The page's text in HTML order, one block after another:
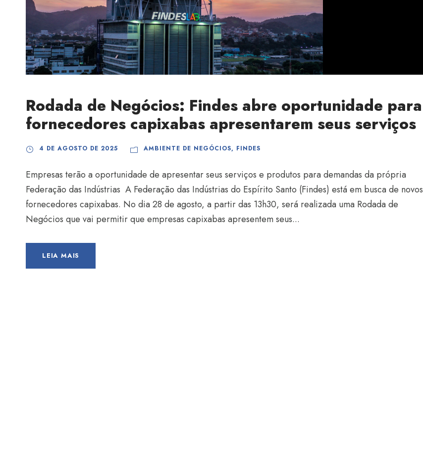
Rodada de Negócios: Findes abre oportunidade para
fornecedores capixabas apresentarem seus serviços
4 DE AGOSTO DE 2025 AMBIENTE DE NEGÓCIOS, FINDES
Empresas terão a oportunidade de apresentar seus serviços e produtos para demandas da própria
Federação das Indústrias A Federação das Indústrias do Espírito Santo (Findes) está em busca de novos
fornecedores capixabas. No dia 28 de agosto, a partir das 13h30, será realizada uma Rodada de
Negócios que vai permitir que empresas capixabas apresentem seus...
LEIA MAIS